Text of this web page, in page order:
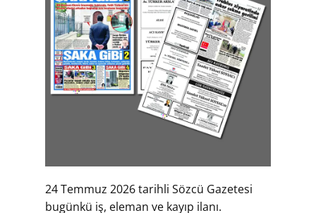
24 Temmuz 2026 tarihli Sözcü Gazetesi
bugünkü iş, eleman ve kayıp ilanı.